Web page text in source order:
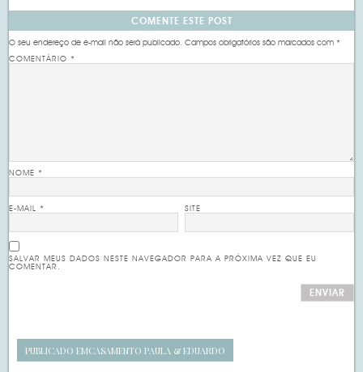
COMENTE ESTE POST
O seu endereço de e-mail não será publicado. Campos obrigatórios são marcados com*
COMENTÁRIO*
NOME*
E-MAIL* SITE
SALVAR MEUS DADOS NESTE NAVEGADOR PARA A PRÓXIMA VEZ QUE EU
COMENTAR.
PUBLICADO EMCASAMENTO PAULA & EDUARDO